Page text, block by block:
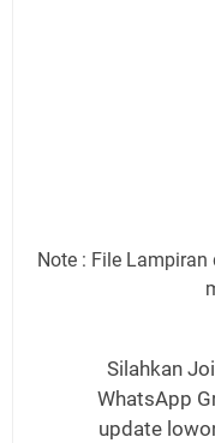
Note : File
Silahkan
WhatsApp
update